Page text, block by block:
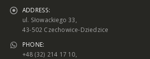
ADDRESS:
ul. Słowackiego 33,
43-502 Czechowice-Dziedzice
PHONE:
+48 (32) 214 17 10,